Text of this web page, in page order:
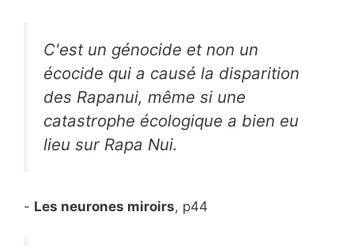
C'est un génocide et non un
écocide qui a causé la disparition
des Rapanui, même si une
catastrophe écologique a bien eu
lieu sur Rapa Nui.
- Les neurones miroirs, p44